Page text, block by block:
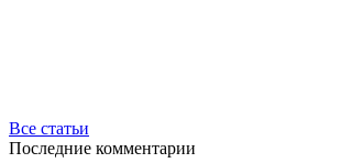
Все статьи
Последние комментарии